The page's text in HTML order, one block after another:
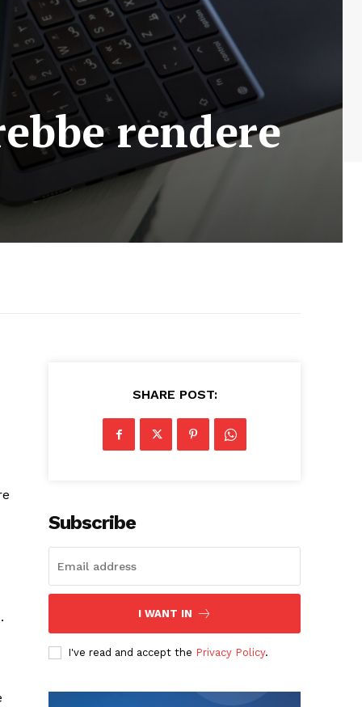
rendere
SHARE POST:
Subscribe
I WANT IN
I've read and accept the Privacy Policy.